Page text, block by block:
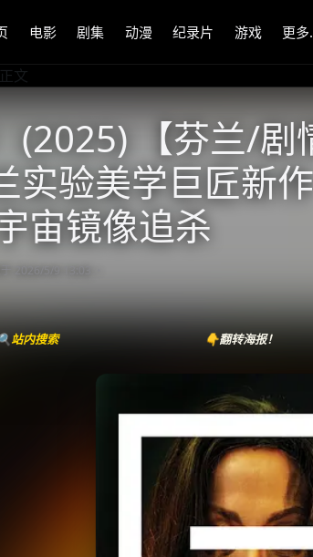
电影 剧集 动漫 纪录片 游戏 更多
正文
(2025) 【芬兰/
实验美学巨匠新
宙镜像追杀
于 2026/5/9 13:03
站内搜索 👇翻转海报！
《E》
⭐
收藏
⭐️ 评分：3.0 | 🎬 2025
夸克网盘
百度网盘